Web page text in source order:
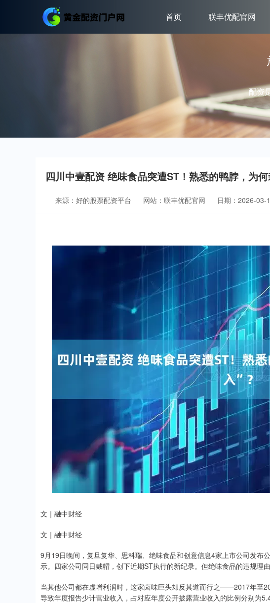
首页 联丰优配官网
配资
四川中壹配资 绝味食品突遭ST！熟悉的鸭脖，为
来源：好的股票配资平台 网站：联丰优配官网 日期：2026-03-
文｜融中财经
文｜融中财经
9月19日晚间，复旦复华、思科瑞、绝味食品和创意信息4家上市公司发布
示。四家公司同日戴帽，创下近期ST执行的新纪录。但绝味食品的违规理由
当其他公司都在虚增利润时，这家卤味巨头却反其道而行之——2017年至
导致年度报告少计营业收入，占对应年度公开披露营业收入的比例分别为